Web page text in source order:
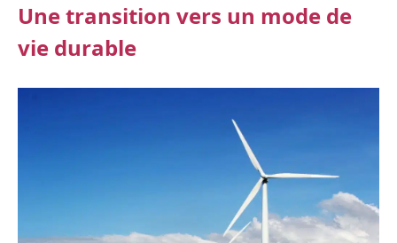
Une transition vers un mode de
vie durable